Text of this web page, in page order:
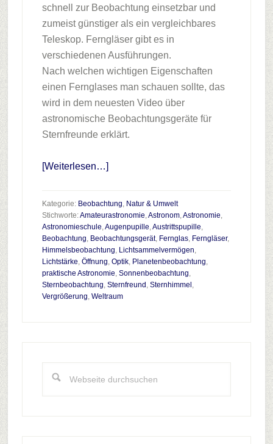
schnell zur Beobachtung einsetzbar und
zumeist günstiger als ein vergleichbares
Teleskop. Ferngläser gibt es in
verschiedenen Ausführungen.
Nach welchen wichtigen Eigenschaften
einen Fernglases man schauen sollte, das
wird in dem neuesten Video über
astronomische Beobachtungsgeräte für
Sternfreunde erklärt.
[Weiterlesen…]Infos
Astronomische
Beobachtungsgeräte
Sternfreunde
Kategorie: Beobachtung, Natur & Umwelt
Stichworte:Amateurastronomie,Astronom,Astronomie,
Astronomieschule,Augenpupille,Austrittspupille,
Beobachtung, Beobachtungsgerät, Fernglas, Ferngläser,
Himmelsbeobachtung, Lichtsammelvermögen,
Lichtstärke, Öffnung, Optik, Planetenbeobachtung,
praktische Astronomie, Sonnenbeobachtung,
Sternbeobachtung, Sternfreund , Sternhimmel ,
Vergrößerung, Weltraum
durchsuchen